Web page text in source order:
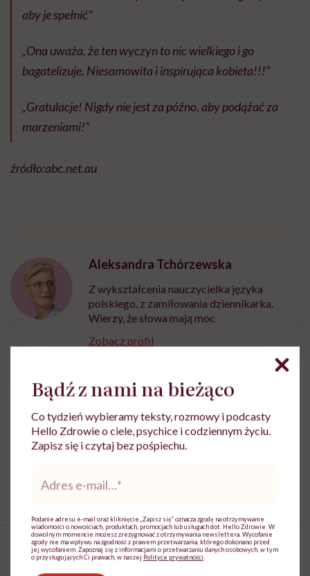
aby je spełnić”
„Ona uważa, że ten wyczyn to nic wielkiego i go
bagatelizuje. Niesamowita i inspirująca kobieta!!!”
„Gratulacje! Nigdy nie jest za późno, aby podążać za
marzeniami!”
źródło:abc.net.au
Aleksandra Tchórzewska
Z wykształcenia nauczycielka języka
polskiego, z zamiłowania dziennikarka.
Wierzy, że słowa mają moc
Zobacz profil
Udostępnij
Powiązane tematy:
Bądź z nami na bieżąco
Co tydzień wybieramy teksty, rozmowy i podcasty
Hello Zdrowie o ciele, psychice i codziennym życiu.
Zapisz się i czytaj bez pośpiechu.
mail*
Podanie adresu e-mail oraz kliknięcie „Zapisz się” oznacza zgodę na otrzymywanie
wiadomości o nowościach, produktach, promocjach lub usługach dot. Hello Zdrowie. W
dowolnym momencie możesz zrezygnować z otrzymywania newslettera. Wycofanie
zgody nie ma wpływu na zgodność z prawem przetwarzania, którego dokonano przed
jej wycofaniem. Zapoznaj się z informacjami o przetwarzaniu danych osobowych, w tym
o przysługujących Ci prawach, w naszej Polityce prywatności